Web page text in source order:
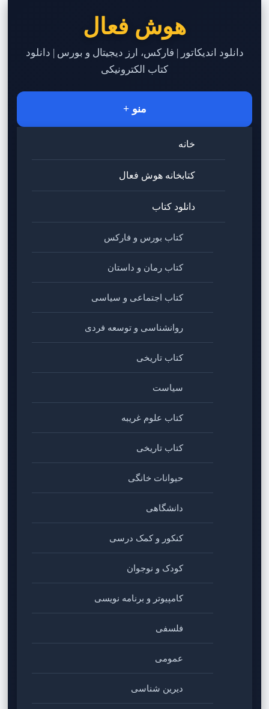
هوش فعال
دانلود اندیکاتور | فارکس، ارز دیجیتال و بورس | دانلود
کتاب الکترونیکی
منو +
خانه
کتابخانه هوش فعال
دانلود کتاب
کتاب بورس و فارکس
کتاب رمان و داستان
کتاب اجتماعی و سیاسی
روانشناسی و توسعه فردی
کتاب تاریخی
سیاست
کتاب علوم غریبه
کتاب تاریخی
حیوانات خانگی
دانشگاهی
کنکور و کمک‌ درسی
کودک و نوجوان
کامپیوتر و برنامه نویسی
فلسفی
عمومی
دیرین شناسی